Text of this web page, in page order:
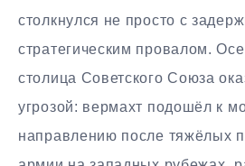
столкнулся не просто с
стратегическим провалом.
столица Советского Союза
угрозой: вермахт подошёл к
направлению после тяжёлых